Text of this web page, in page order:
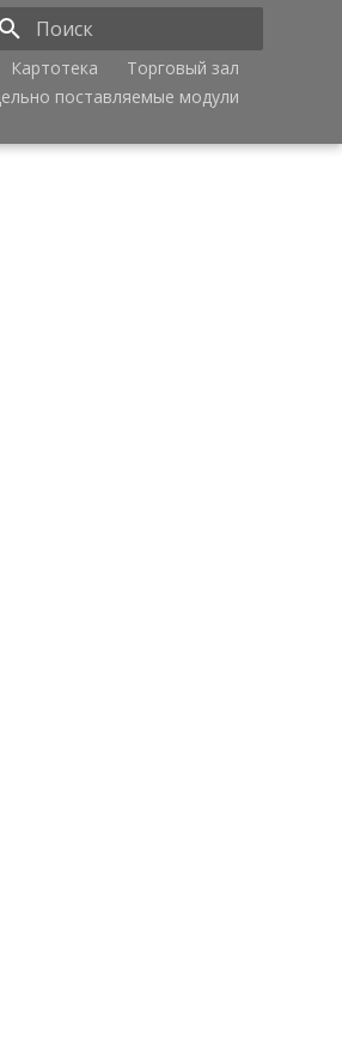
Инициализация поиска
Картотека
Торговый зал
поставляемые модули